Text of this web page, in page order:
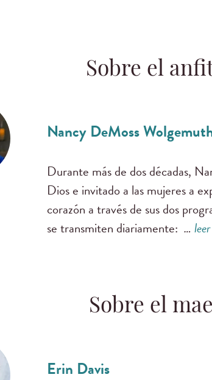
Sobre el
Nancy DeMoss
Durante más de dos décadas,
Dios e invitado a las mujeres a
corazón a través de sus dos
se transmiten diariamente: …
Sobre el
Erin Davis